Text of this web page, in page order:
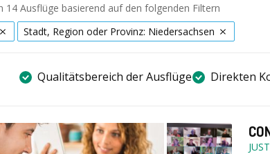
14 Ausflüge basierend auf den folgenden Filtern
Stadt, Region oder Provinz: Niedersachsen
Qualitätsbereich der Ausflüge Direkten